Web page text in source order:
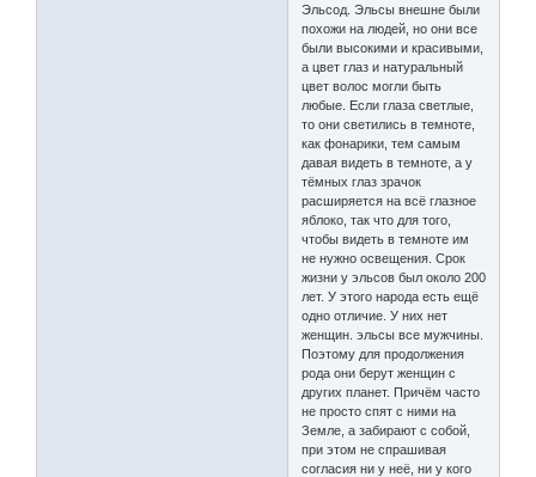
Эльсод. Эльсы внешне были
похожи на людей, но они все
были высокими и красивыми,
а цвет глаз и натуральный
цвет волос могли быть
любые. Если глаза светлые,
то они светились в темноте,
как фонарики, тем самым
давая видеть в темноте, а у
тёмных глаз зрачок
расширяется на всё глазное
яблоко, так что для того,
чтобы видеть в темноте им
не нужно освещения. Срок
жизни у эльсов был около 200
лет. У этого народа есть ещё
одно отличие. У них нет
женщин. эльсы все мужчины.
Поэтому для продолжения
рода они берут женщин с
других планет. Причём часто
не просто спят с ними на
Земле, а забирают с собой,
при этом не спрашивая
согласия ни у неё, ни у кого